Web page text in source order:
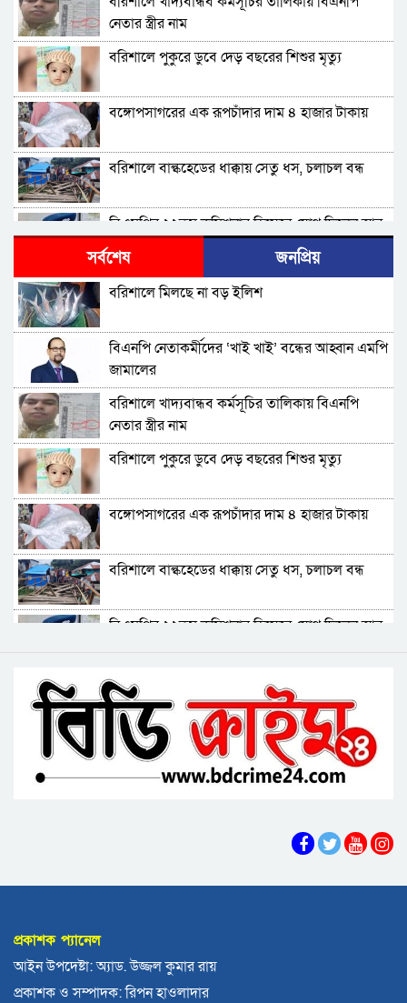
নেতার স্ত্রীর নাম
বরিশালে পুকুরে ডুবে দেড় বছরের শিশুর মৃত্যু
বঙ্গোপসাগরের এক রূপচাঁদার দাম ৪ হাজার টাকায়
বরিশালে বাল্কহেডের ধাক্কায় সেতু ধস, চলাচল বন্ধ
বিএমপির ২২তম কমিশনার হিসেবে যোগ দিলেন আবু
রায়হান মুহম্মদ সালেহ
বরিশাল থেকে যেন কোনো রোগীকে ঢাকায় যেতে না
হয়: ড. জিয়াউদ্দিন
পটুয়াখালীতে কুকুরকে পিটিয়ে হত্যা, আসামীকে ২০
হাজার টাকা জরিমানা
ফ্যাসিবাদ গোষ্ঠীর কারণেই ব্যাংকে টাকা নেই: গণপূর্ত
প্রতিমন্ত্রী
ভোলায় পঞ্চম শ্রেণির ছাত্রীকে সংঘবদ্ধ ধর্ষণের
অভিযোগ, গ্রেপ্তার ৩
বরিশালে রাস্তার পাশ থেকে ৯ বস্তা সরকারি কম্বল
উদ্ধার
লোডশেডিংয়ে বিপর্যস্ত কুয়াকাটা, মুখ থুবড়ে পড়ছে
পর্যটন ব্যবসা
বরগুনায় মৃত ভেবে মিলাদ, ১৭ বছর পর বাড়ি ফিরলেন
সর্বশেষ জনপ্রিয়
বরিশালে মিলছে না বড় ইলিশ
বিএনপি নেতাকর্মীদের ‘খাই খাই’ বন্ধের আহ্বান এমপি
জামালের
বরিশালে খাদ্যবান্ধব কর্মসূচির তালিকায় বিএনপি
নেতার স্ত্রীর নাম
বরিশালে পুকুরে ডুবে দেড় বছরের শিশুর মৃত্যু
বঙ্গোপসাগরের এক রূপচাঁদার দাম ৪ হাজার টাকায়
বরিশালে বাল্কহেডের ধাক্কায় সেতু ধস, চলাচল বন্ধ
বিএমপির ২২তম কমিশনার হিসেবে যোগ দিলেন আবু
বরিশাল থেকে যেন কোনো রোগীকে ঢাকায় যেতে না
হয়: ড. জিয়াউদ্দিন
পটুয়াখালীতে কুকুরকে পিটিয়ে হত্যা, আসামীকে ২০
হাজার টাকা জরিমানা
ভোলায় পঞ্চম শ্রেণির ছাত্রীকে সংঘবদ্ধ ধর্ষণের
লোডশেডিংয়ে বিপর্যস্ত কুয়াকাটা, মুখ থুবড়ে পড়ছে
পর্যটন ব্যবসা
প্রকাশক প্যানেল
আইন উপদেষ্টা: অ্যাড. উজ্জল কুমার রায়
প্রকাশক ও সম্পাদক: রিপন হাওলাদার